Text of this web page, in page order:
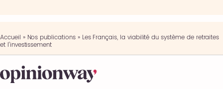
Accueil » Nos publications» Les Français, la viabilité du système de retraites
et l’investissement